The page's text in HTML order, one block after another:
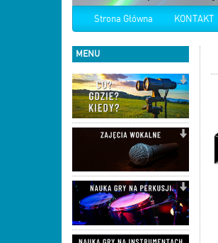
Strona Główna KONTAKT
MENU